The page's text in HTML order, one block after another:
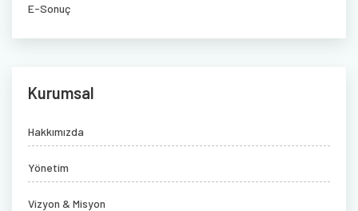
E-Sonuç
Kurumsal
Hakkımızda
Yönetim
Vizyon & Misyon